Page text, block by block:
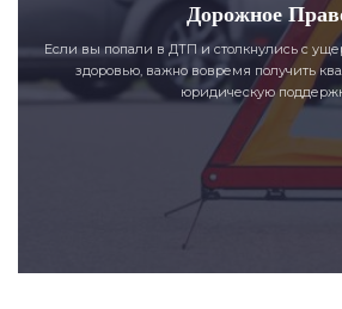
Дорожное
Если вы попали в ДТП и столкнулись с
здоровью, важно вовремя получить
юридическую